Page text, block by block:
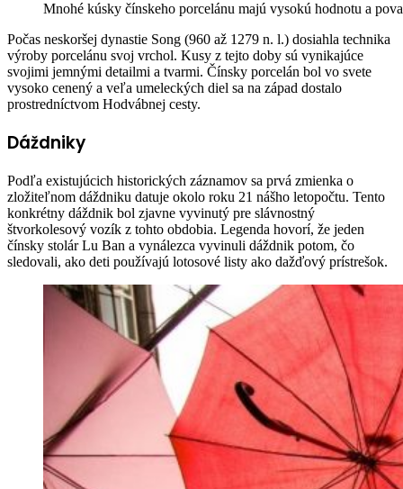
Mnohé kúsky čínskeho porcelánu majú vysokú hodnotu a
Počas neskoršej dynastie Song (960 až 1279 n. l.) dosiahla technika
výroby porcelánu svoj vrchol. Kusy z tejto doby sú vynikajúce
svojimi jemnými detailmi a tvarmi. Čínsky porcelán bol vo svete
vysoko cenený a veľa umeleckých diel sa na západ dostalo
prostredníctvom Hodvábnej cesty.
Dáždniky
Podľa existujúcich historických záznamov sa prvá zmienka o
zložiteľnom dáždniku datuje okolo roku 21 nášho letopočtu. Tento
konkrétny dáždnik bol zjavne vyvinutý pre slávnostný
štvorkolesový vozík z tohto obdobia. Legenda hovorí, že jeden
čínsky stolár Lu Ban a vynálezca vyvinuli dáždnik potom, čo
sledovali, ako deti používajú lotosové listy ako dažďový prístrešok.